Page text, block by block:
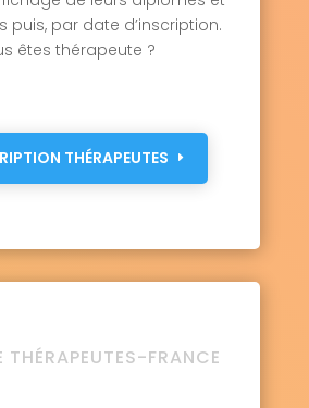
puis, par date d’inscription.
êtes thérapeute ?
THÉRAPEUTES
THÉRAPEUTES-FRANCE